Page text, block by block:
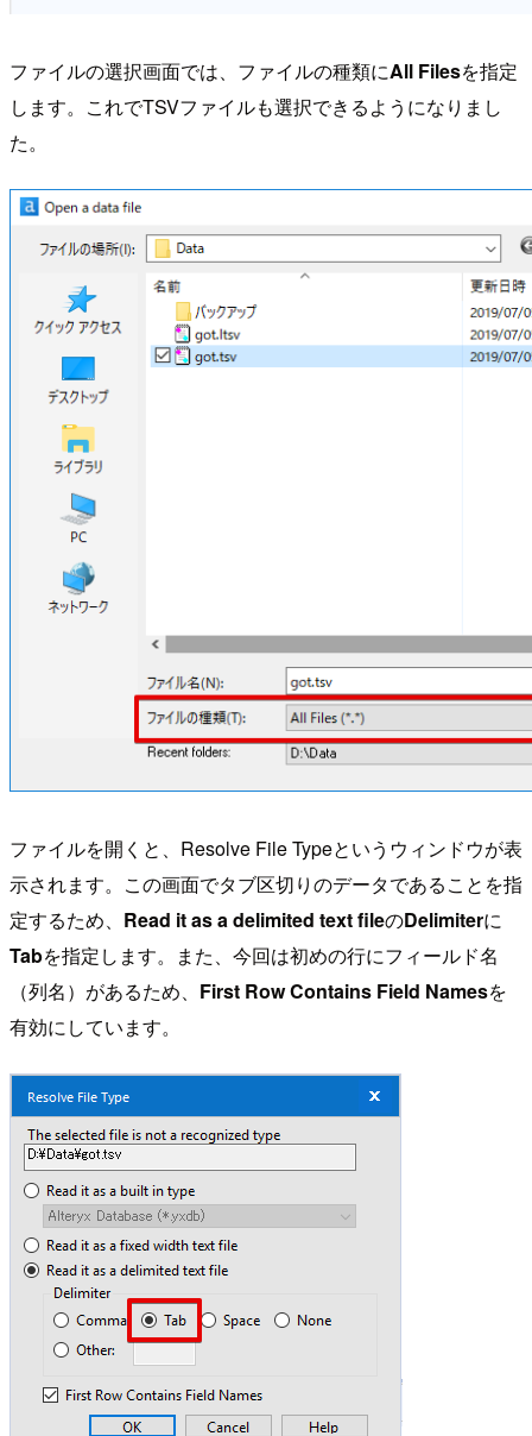
ファイルの選択画面では、ファイルの種類にAll Filesを指定
します。これでTSVファイルも選択できるようになりまし
た。
ファイルを開くと、Resolve File Typeというウィンドウが表
示されます。この画面でタブ区切りのデータであることを指
定するため、 Read it as a delimited text fileのDelimiterに
Tabを指定します。また、今回は初めの行にフィールド名
（列名）があるため、 First Row Contains Field Namesを
有効にしています。